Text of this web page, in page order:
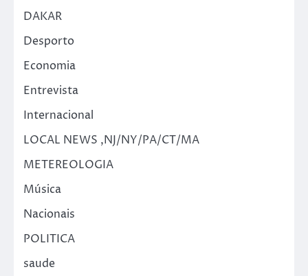
DAKAR
Desporto
Economia
Entrevista
Internacional
LOCAL NEWS ,NJ/NY/PA/CT/MA
METEREOLOGIA
Música
Nacionais
POLITICA
saude